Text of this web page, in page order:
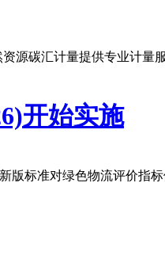
源碳汇计量提供专业计量
开始实施
版标准对绿色物流评价指